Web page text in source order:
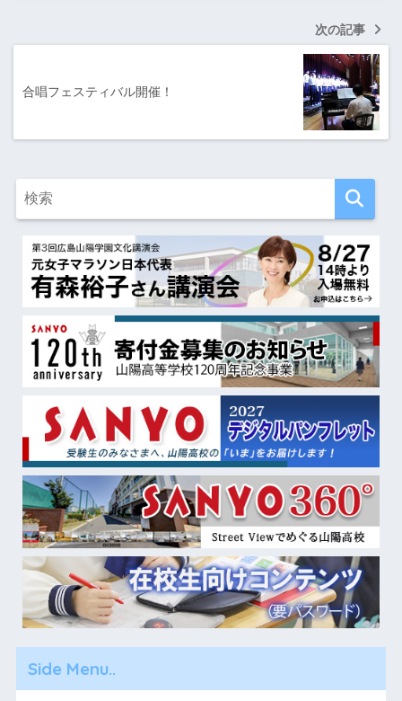
次の記事
合唱フェスティバル開催！
Side Menu..